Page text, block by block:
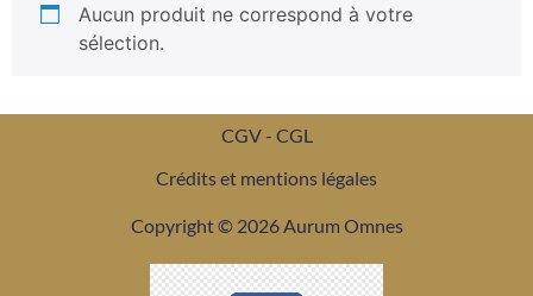
Aucun produit ne correspond à votre
sélection.
CGV - CGL
Crédits et mentions légales
Copyright © 2026 Aurum Omnes